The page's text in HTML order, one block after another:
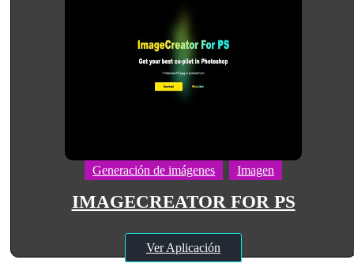
Generación de imágenes Imagen
IMAGECREATOR FOR PS
Ver Aplicación